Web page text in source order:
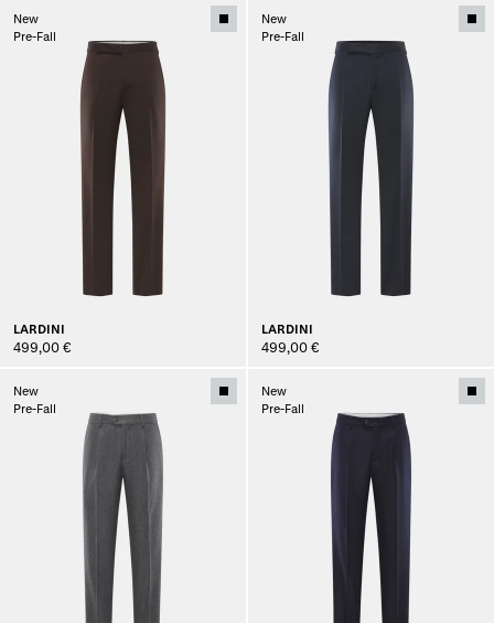
New
Pre-Fall
LARDINI
499,00 €
New
Pre-Fall
LARDINI
499,00 €
New
Pre-Fall
New
Pre-Fall